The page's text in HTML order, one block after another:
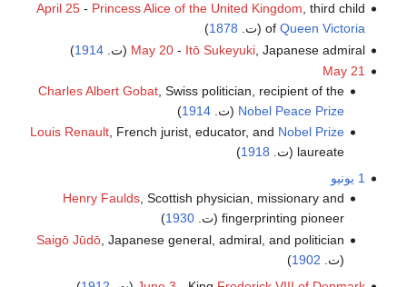
April 25- Princess Alice of the United Kingdom, third child
of Queen Victoria (ت. 1878
)
May 20- Itō Sukeyuki, Japanese admiral (ت. 1914
)
May 21
Charles Albert Gobat , Swiss politician, recipient of the
Nobel Peace Prize (ت. 1914
)
Louis Renault, French jurist, educator, and Nobel Prize
laureate (ت.
1918
)
1 يونيو
Henry Faulds, Scottish physician, missionary and
fingerprinting pioneer (ت.
1930
)
Saigō Jūdō , Japanese general, admiral, and politician
(ت. 1902
)